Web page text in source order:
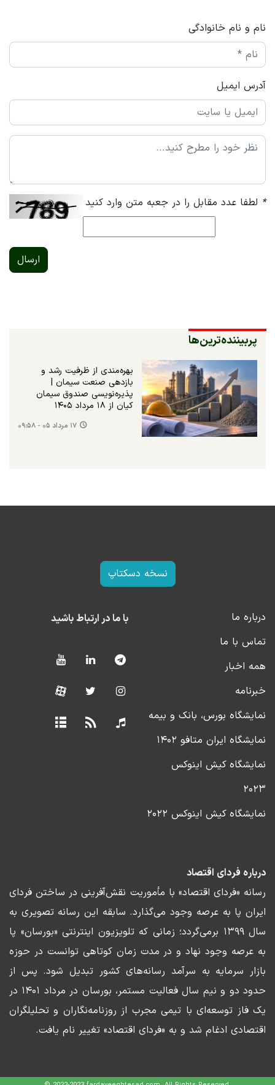
نام و نام خانوادگی
آدرس ایمیل
* لطفا عدد مقابل را در جعبه متن وارد کنید
ارسال
پربیننده‌ترین‌ها
بهره‌مندی از ظرفیت رشد و
بازدهی صنعت سیمان |
پذیره‌نویسی صندوق سیمان
کیان از ۱۸ مرداد ۱۴۰۵
۱۷ مرداد ۰۵ - ۰۹:۵۸
نسخه دسکتاپ
درباره ما
تماس با ما
همه اخبار
خبرنامه
نمایشگاه بورس، بانک و بیمه
نمایشگاه ایران متافو ۱۴۰۲
نمایشگاه کیش اینوکس
۲۰۲۳
نمایشگاه کیش اینوکس ۲۰۲۲
با ما در ارتباط باشید
درباره فردای اقتصاد
رسانه «فردای اقتصاد» با مأموریت نقش‌آفرینی در ساختن فردای
ایران پا به عرصه وجود می‌گذارد. سابقه این رسانه تصویری به
سال ۱۳۹۹ برمی‌گردد؛ زمانی که تلویزیون اینترنتی «بورسان» پا
به عرصه وجود نهاد و در مدت زمان کوتاهی توانست در حوزه
بازار سرمایه به سرآمد رسانه‌های کشور تبدیل شود. پس از
حدود دو و نیم سال فعالیت مستمر، بورسان در مرداد ۱۴۰۱ در
یک فاز توسعه‌ای با تیمی مجرب از روزنامه‌نگاران و تحلیلگران
اقتصادی ادغام شد و به «فردای اقتصاد» تغییر نام یافت.